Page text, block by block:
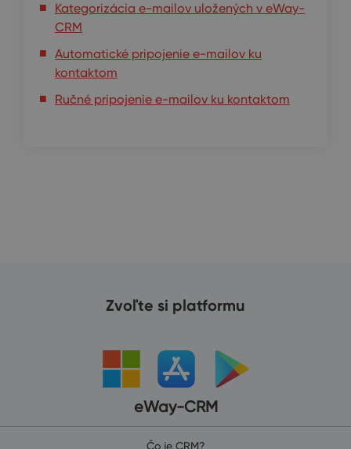
Kategorizácia e-mailov uložených v eWay-
CRM
Automatické pripojenie e-mailov ku
kontaktom
Ručné pripojenie e-mailov ku kontaktom
Zvoľte si platformu
eWay-CRM
Čo je CRM?